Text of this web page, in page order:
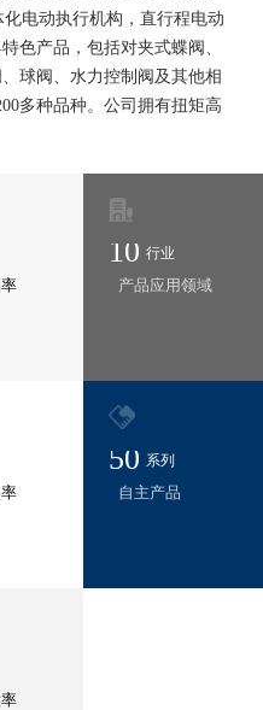
电动执行机构，直行程电动
色产品，包括对夹式蝶阀、
球阀、水力控制阀及其他相
多种品种。公司拥有扭矩高
10 行业
产品应用领域
50 系列
自主产品